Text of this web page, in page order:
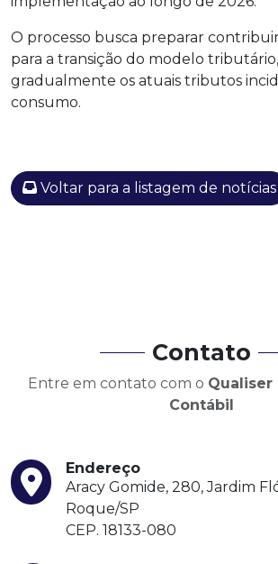
O processo busca preparar
para a transição do modelo
gradualmente os atuais tributos
consumo.
Voltar para a listagem de notícias
Contato
Entre em contato com o Qualiser
Contábil
Endereço
Aracy Gomide, 280, Jardim
Roque/SP
CEP. 18133-080